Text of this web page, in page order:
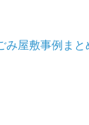
み屋敷事例ま